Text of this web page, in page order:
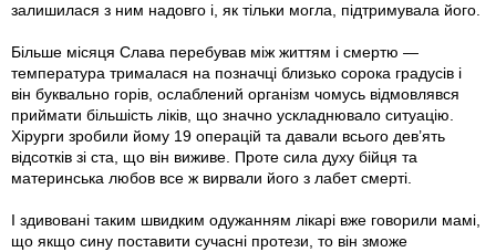
залишилася з ним надовго і, як тільки могла, підтримувала його.
Більше місяця Слава перебував між життям і смертю —
температура трималася на позначці близько сорока градусів і
він буквально горів, ослаблений організм чомусь відмовлявся
приймати більшість ліків, що значно ускладнювало ситуацію.
Хірурги зробили йому 19 операцій та давали всього дев’ять
відсотків зі ста, що він виживе. Проте сила духу бійця та
материнська любов все ж вирвали його з лабет смерті.
І здивовані таким швидким одужанням лікарі вже говорили мамі,
що якщо сину поставити сучасні протези, то він зможе